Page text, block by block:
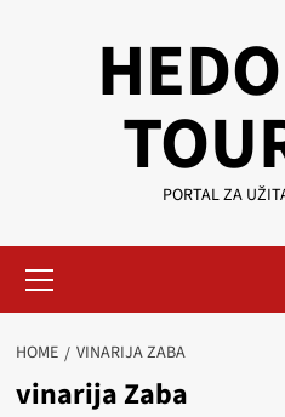
PORTAL ZA
Menu
HOME VINARIJA ZABA
vinarija Zaba